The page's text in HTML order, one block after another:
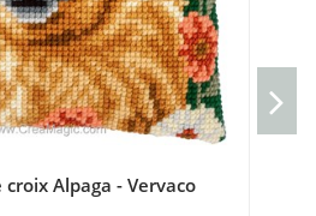
Alpaga - Vervaco